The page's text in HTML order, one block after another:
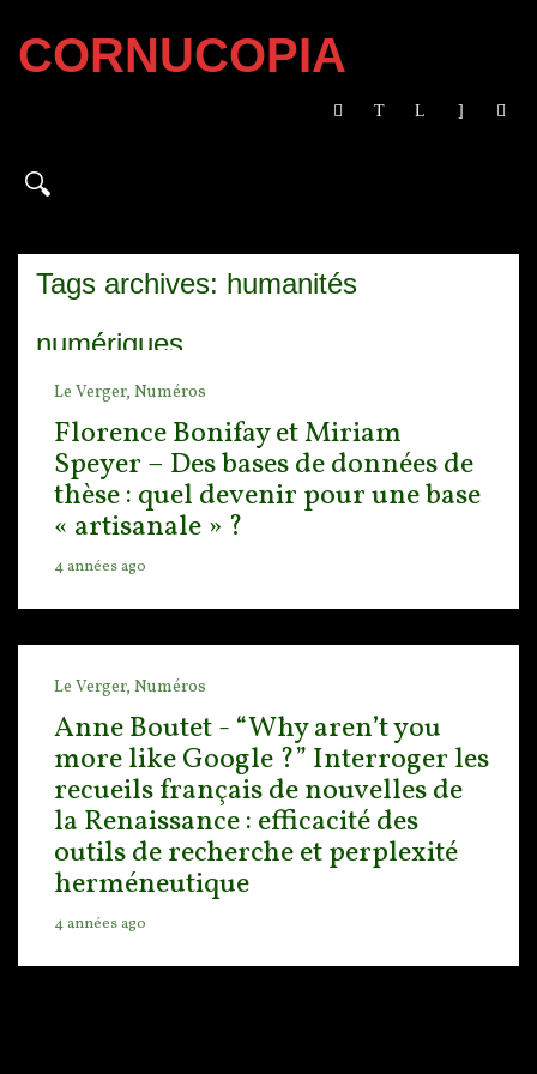
CORNUCOPIA
Tags archives: humanités
numériques
Le Verger, Numéros
Florence Bonifay et Miriam
Speyer – Des bases de données de
thèse : quel devenir pour une base
« artisanale » ?
4 années ago
Le Verger, Numéros
Anne Boutet - “Why aren’t you
more like Google ?” Interroger les
recueils français de nouvelles de
la Renaissance : efficacité des
outils de recherche et perplexité
herméneutique
4 années ago